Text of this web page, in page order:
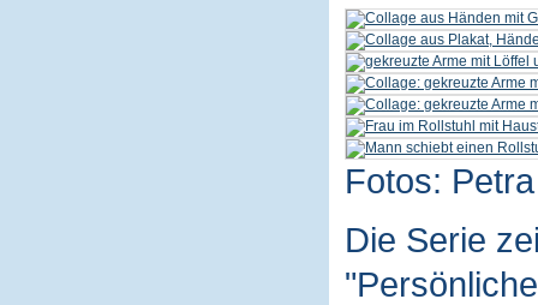
Fotos:
Die Serie